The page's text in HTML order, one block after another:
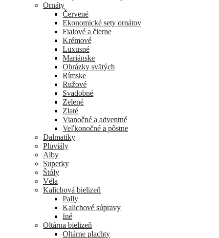
Ornáty
Červené
Ekonomické sety ornátov
Fialové a čierne
Krémové
Luxusné
Mariánske
Obrázky svätých
Rímske
Ružové
Svadobné
Zelené
Zlaté
Vianočné a adventné
Veľkonočné a pôstne
Dalmatiky
Pluviály
Alby
Superky
Štóly
Véla
Kalichová bielizeň
Pally
Kalichové súpravy
Iné
Oltárna bielizeň
Oltárne plachty